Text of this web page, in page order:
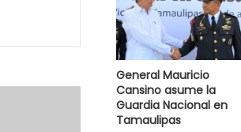
General Mauricio
Cansino asume la
Guardia Nacional en
Tamaulipas